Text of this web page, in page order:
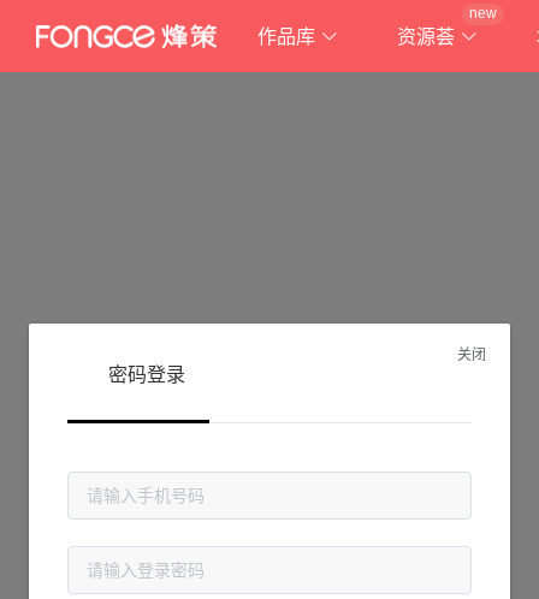
作品库 资源荟
new
抱歉!
请检查您输入的网址是否正确，或点击下面的按钮返回首页。
关闭
密码登录